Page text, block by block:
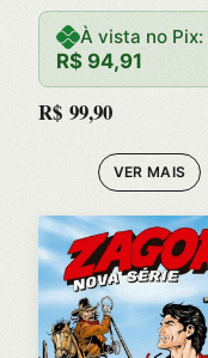
À vista no Pix:
R$ 94,91
R$ 99,90
VER MAIS